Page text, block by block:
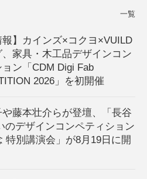
一覧
報】カインズ×コクヨ×VUILD
、家具・木工品デザインコン
ン「CDM Digi Fab
2026」を初開催
藤本壮介らが登壇、「長谷
のデザインコンペティション
特別講演会」が8月19日に開